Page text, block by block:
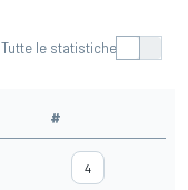
Tutte le statistiche
#
4